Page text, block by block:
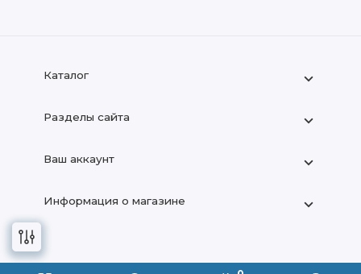
Каталог
Разделы сайта
Ваш аккаунт
Информация о магазине